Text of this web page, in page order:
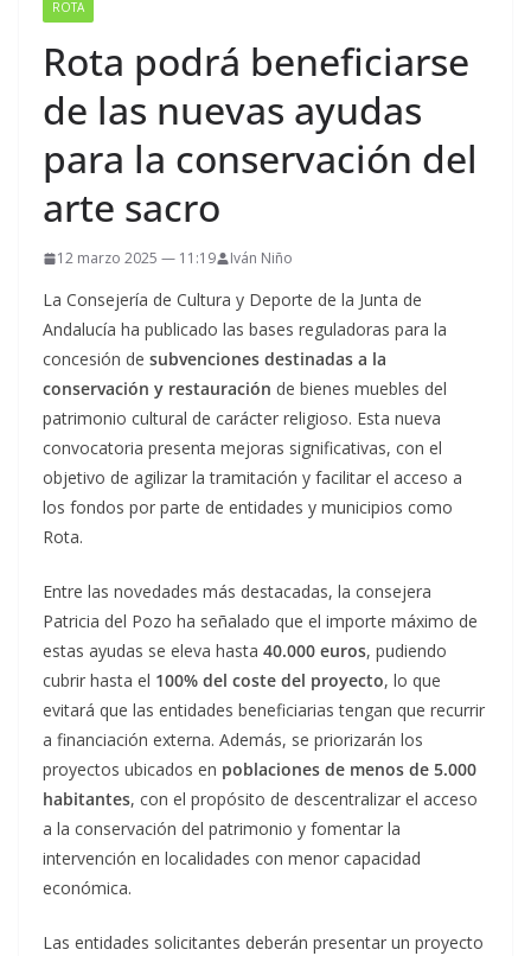
ROTA
Rota podrá beneficiarse
de las nuevas ayudas
para la conservación del
arte sacro
12 marzo 2025 — 11:19 Iván Niño
La Consejería de Cultura y Deporte de la Junta de
Andalucía ha publicado las bases reguladoras para la
concesión de subvenciones destinadas a la
conservación y restauración de bienes muebles del
patrimonio cultural de carácter religioso. Esta nueva
convocatoria presenta mejoras significativas, con el
objetivo de agilizar la tramitación y facilitar el acceso a
los fondos por parte de entidades y municipios como
Rota.
Entre las novedades más destacadas, la consejera
Patricia del Pozo ha señalado que el importe máximo de
estas ayudas se eleva hasta 40.000 euros, pudiendo
cubrir hasta el 100% del coste del proyecto, lo que
evitará que las entidades beneficiarias tengan que recurrir
a financiación externa. Además, se priorizarán los
proyectos ubicados en poblaciones de menos de 5.000
habitantes, con el propósito de descentralizar el acceso
a la conservación del patrimonio y fomentar la
intervención en localidades con menor capacidad
económica.
Las entidades solicitantes deberán presentar un proyecto